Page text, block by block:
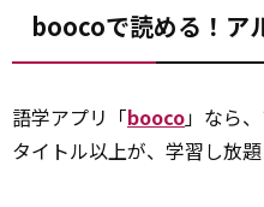
boocoで読める！ア
語学アプリ「booco」なら
タイトル以上が、学習し放題